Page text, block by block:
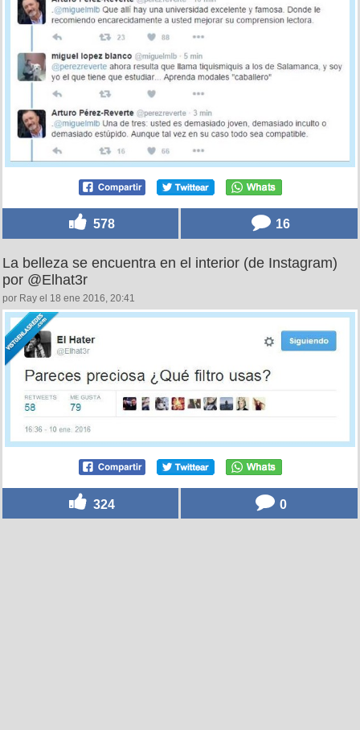
578 16
La belleza se encuentra en el interior (de Instagram)
por @Elhat3r
por Ray el 18 ene 2016, 20:41
324 0